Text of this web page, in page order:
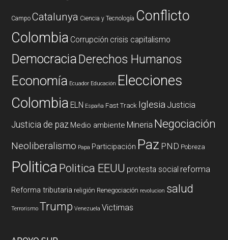
Campo Catalunya Ciencia y Tecnología Conflicto
Colombia Corrupción crisis capitalismo
DemocraciaDerechos Humanos
Economía Ecuador Educación Elecciones
Colombia ELN España Fast Track Iglesia Justicia
Justicia de paz Medio ambiente Mineria Negociación
Neoliberalismo Papa Participación Paz PND Pobreza
PoliticaPolitica EEUU protesta social reforma
Reforma tributaria religión Renegociación revolucion salud
Terrorismo Trump Venezuela Victimas